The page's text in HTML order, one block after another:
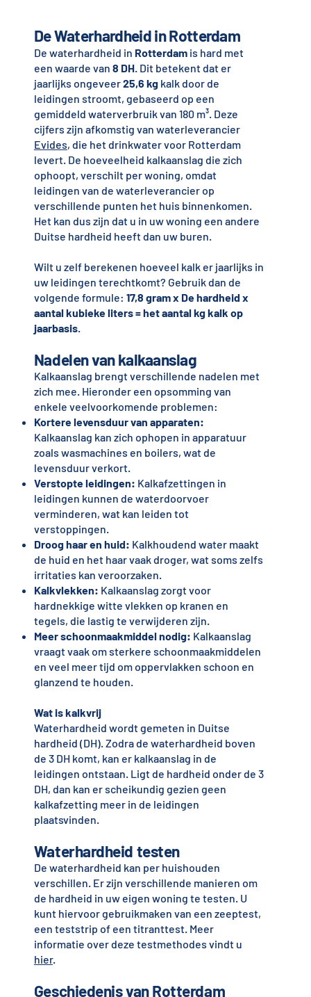
De Waterhardheid in Rotterdam
De waterhardheid in Rotterdamis hard met
een waarde van 8 DH. Dit betekent dat er
jaarlijks ongeveer25,6 kgkalk door de
leidingen stroomt, gebaseerd op een
gemiddeld waterverbruik van 180 m³. Deze
cijfers zijn afkomstig van waterleverancier
Evides, die het drinkwater voor Rotterdam
levert. De hoeveelheid kalkaanslag die zich
ophoopt, verschilt per woning, omdat
leidingen van de waterleverancier op
verschillende punten het huis binnenkomen.
Het kan dus zijn dat u in uw woning een andere
Duitse hardheid heeft dan uw buren.
Wilt u zelf berekenen hoeveel kalk er jaarlijks in
uw leidingen terechtkomt? Gebruik dan de
volgende formule: 17,8 gram x De hardheid x
aantal kubieke liters = het aantal kg kalk op
jaarbasis.
Nadelen van kalkaanslag
Kalkaanslag brengt verschillende nadelen met
zich mee. Hieronder een opsomming van
enkele veelvoorkomende problemen:
Kortere levensduur van apparaten:
Kalkaanslag kan zich ophopen in apparatuur
zoals wasmachines en boilers, wat de
levensduur verkort.
Verstopte leidingen: Kalkafzettingen in
leidingen kunnen de waterdoorvoer
verminderen, wat kan leiden tot
verstoppingen.
Droog haar en huid: Kalkhoudend water maakt
de huid en het haar vaak droger, wat soms zelfs
irritaties kan veroorzaken.
Kalkvlekken: Kalkaanslag zorgt voor
hardnekkige witte vlekken op kranen en
tegels, die lastig te verwijderen zijn.
Meer schoonmaakmiddel nodig: Kalkaanslag
vraagt vaak om sterkere schoonmaakmiddelen
en veel meer tijd om oppervlakken schoon en
glanzend te houden.
Wat is kalkvrij
Waterhardheid wordt gemeten in Duitse
hardheid (DH). Zodra de waterhardheid boven
de 3 DH komt, kan er kalkaanslag in de
leidingen ontstaan. Ligt de hardheid onder de 3
DH, dan kan er scheikundig gezien geen
kalkafzetting meer in de leidingen
plaatsvinden.
Waterhardheid testen
De waterhardheid kan per huishouden
verschillen. Er zijn verschillende manieren om
de hardheid in uw eigen woning te testen. U
kunt hiervoor gebruikmaken van een zeeptest,
een teststrip of een titranttest. Meer
informatie over deze testmethodes vindt u
hier.
Geschiedenis van Rotterdam